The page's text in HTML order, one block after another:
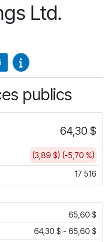
Ltd.
Guides vidéo
publics
64,30 $
(3,89 $) (-5,70 %)
17 516
65,60 $
64,30 $ - 65,60 $